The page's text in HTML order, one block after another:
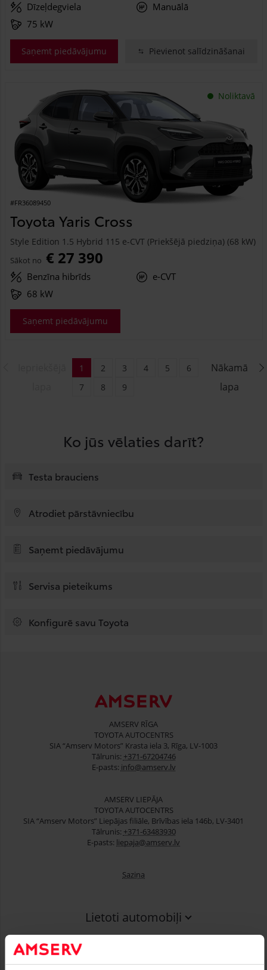
Dīzeļdegviela
Manuālā
75 kW
Saņemt piedāvājumu Pievienot salīdzināšanai
Noliktavā
#FR36089450
Toyota Yaris Cross
Style Edition 1.5 Hybrid 115 e-CVT (Priekšējā piedziņa) (68 kW)
Sākot no € 27 390
Benzīna hibrīds
e-CVT
68 kW
Saņemt piedāvājumu
Nākamā
lapa
1 2 3 4 5
6
7
8 9
Ko jūs vēlaties darīt?
Testa brauciens
Atrodiet pārstāvniecību
Saņemt piedāvājumu
Servisa pieteikums
Konfigurē savu Toyota
AMSERV RĪGA
TOYOTA AUTOCENTRS
SIA “Amserv Motors” Krasta iela 3, Rīga, LV-1003
Tālrunis: +371-67204746
E-pasts: info@amserv.lv
AMSERV LIEPĀJA
TOYOTA AUTOCENTRS
SIA “Amserv Motors” Liepājas filiāle, Brīvības iela 146b, LV-3401
Tālrunis: +371-63483930
E-pasts: liepaja@amserv.lv
Saziņa
Lietoti automobiļi
Serviss